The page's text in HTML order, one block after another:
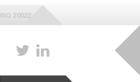
ISO 20022